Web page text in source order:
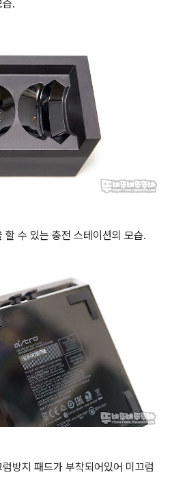
.
할 수 있는 충전 스테이션의 모습.
방지 패드가 부착되어있어 미끄럼